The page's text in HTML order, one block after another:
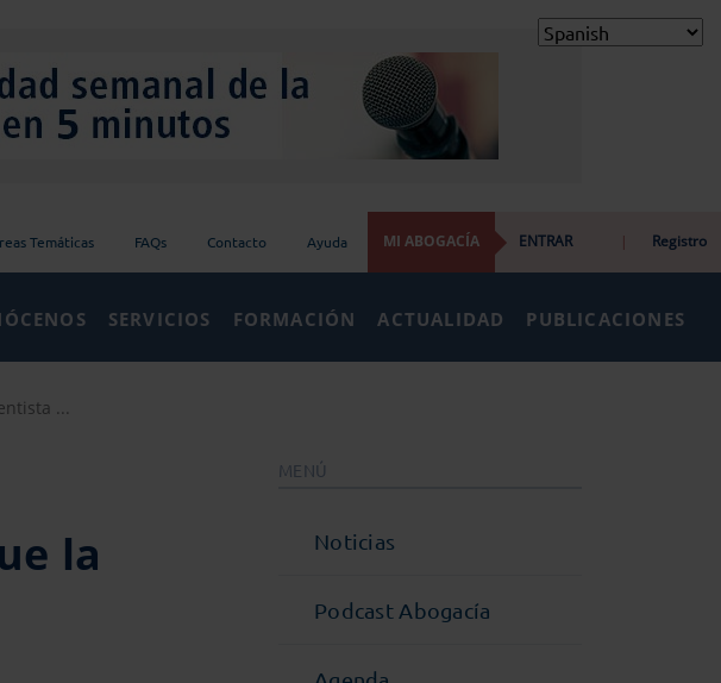
Temáticas FAQs Contacto Ayuda MI ABOGACÍA ENTRAR | Registro
SERVICIOS FORMACIÓN ACTUALIDAD PUBLICACIONES
...
la
MENÚ
Noticias
Podcast Abogacía